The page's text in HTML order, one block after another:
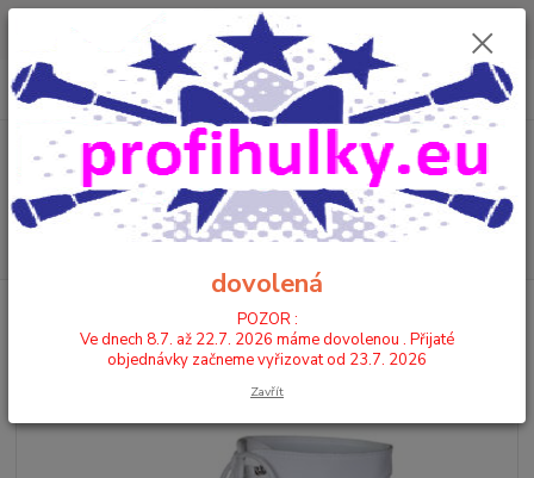
POZOR : Ve dnech 8.7. až 22.7. 2026 máme dovolenou . Přijaté
objednávky začneme vyřizovat od 23.7. 2026
Menu
CZK
+420 602 446 844 0ks
za0,00 Kč
9219 - KOŽENKA
dovolená
POZOR :
Ve dnech 8.7. až 22.7. 2026 máme dovolenou . Přijaté
objednávky začneme vyřizovat od 23.7. 2026
Zavřít